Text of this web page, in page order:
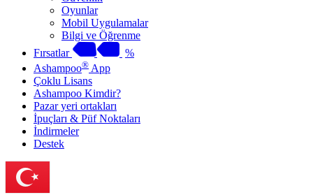
Oyunlar
Mobil Uygulamalar
Bilgi ve Öğrenme
Fırsatlar
%
Ashampoo® App
Çoklu Lisans
Ashampoo Kimdir?
Pazar yeri ortakları
İpuçları & Püf Noktaları
İndirmeler
Destek